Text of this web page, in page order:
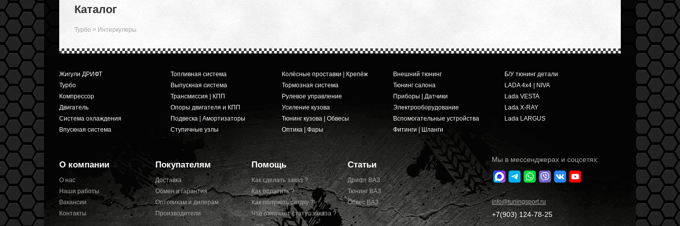
Каталог
Турбо > Интеркулеры
Жигули ДРИФТ
Турбо
Компрессор
Двигатель
Система охлаждения
Впускная система
Топливная система
Выпускная система
Трансмиссия | КПП
Опоры двигателя и КПП
Подвеска | Амортизаторы
Ступичные узлы
Колёсные проставки | Крепёж
Тормозная система
Рулевое управление
Усиление кузова
Тюнинг кузова | Обвесы
Оптика | Фары
Внешний тюнинг
Тюнинг салона
Приборы | Датчики
Электрооборудование
Вспомогательные устройства
Фитинги | Шланги
Б/У тюнинг детали
LADA 4x4 | NIVA
Lada VESTA
Lada X-RAY
Lada LARGUS
О компании
О нас
Наши работы
Вакансии
Контакты
Покупателям
Доставка
Обмен и гарантия
Оптовикам и дилерам
Производители
Помощь
Как сделать заказ ?
Как оплатить ?
Как получить скидку ?
Что означает статус заказа ?
Статьи
Дрифт ВАЗ
Тюнинг ВАЗ
Обвес ВАЗ
Мы в мессенджерах и соцсетях:
info@tuningsport.ru
+7(903) 124-78-25